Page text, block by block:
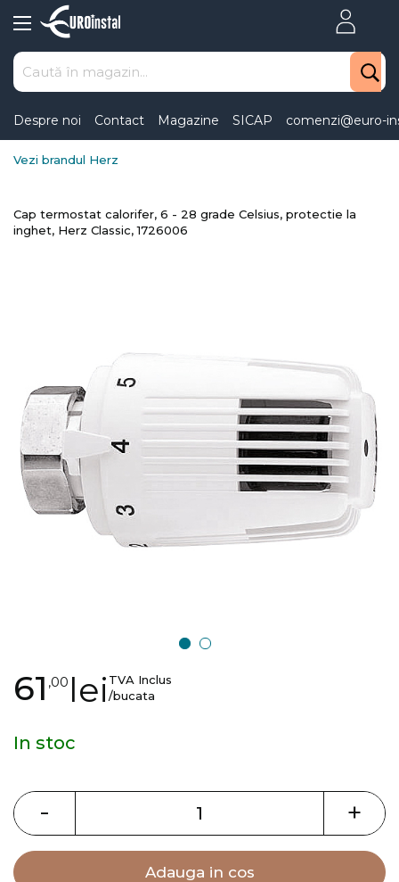
to
Content
Despre noi Contact Magazine SICAP comenzi@euro-
Vezi brandul Herz
Cap termostat calorifer, 6 - 28 grade Celsius, protectie la
inghet, Herz Classic, 1726006
images
gallery
Skip
to
beginning
images
gallery
61 ,00 leiTVA Inclus
/bucata
In stoc
- +
Adauga in cos